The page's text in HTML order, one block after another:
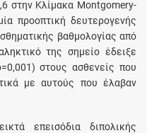
στην Κλίμακα Montgomery-
προοπτική δευτερογενής
βαθμολογίας από
της σημείο έδειξε
στους ασθενείς που
με αυτούς που έλαβαν
επεισόδια διπολικής